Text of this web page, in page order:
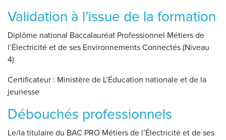
Validation à l’issue de la formation
Diplôme national Baccalauréat Professionnel Métiers de
l’Électricité et de ses Environnements Connectés (Niveau
4)
Certificateur : Ministère de L’Éducation nationale et de la
jeunesse
Débouchés professionnels
Le/la titulaire du BAC PRO Métiers de l’Électricité et de ses